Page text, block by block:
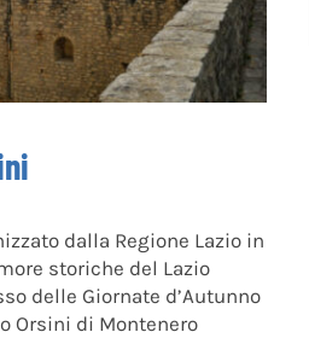
dalla Regione Lazio in
storiche del Lazio
delle Giornate d’Autunno
Orsini di Montenero